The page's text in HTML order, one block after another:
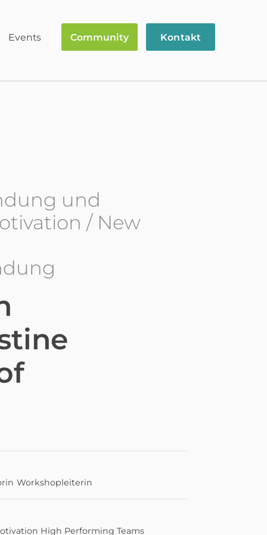
Events Community Kontakt
und
/ New
Workshopleiterin
High Performing Teams